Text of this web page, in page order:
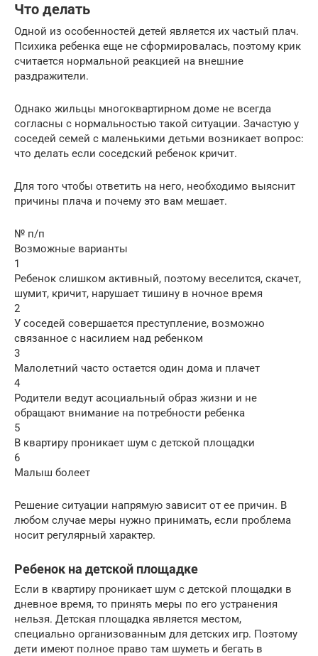
Что делать
Одной из особенностей детей является их частый плач.
Психика ребенка еще не сформировалась, поэтому крик
считается нормальной реакцией на внешние
раздражители.
Однако жильцы многоквартирном доме не всегда
согласны с нормальностью такой ситуации. Зачастую у
соседей семей с маленькими детьми возникает вопрос:
что делать если соседский ребенок кричит.
Для того чтобы ответить на него, необходимо выяснит
причины плача и почему это вам мешает.
№ п/п
Возможные варианты
1
Ребенок слишком активный, поэтому веселится, скачет,
шумит, кричит, нарушает тишину в ночное время
2
У соседей совершается преступление, возможно
связанное с насилием над ребенком
3
Малолетний часто остается один дома и плачет
4
Родители ведут асоциальный образ жизни и не
обращают внимание на потребности ребенка
5
В квартиру проникает шум с детской площадки
6
Малыш болеет
Решение ситуации напрямую зависит от ее причин. В
любом случае меры нужно принимать, если проблема
носит регулярный характер.
Ребенок на детской площадке
Если в квартиру проникает шум с детской площадки в
дневное время, то принять меры по его устранения
нельзя. Детская площадка является местом,
специально организованным для детских игр. Поэтому
дети имеют полное право там шуметь и бегать в